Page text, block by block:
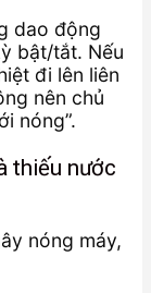
dao động
bật/tắt. Nếu
đi lên liên
nên chủ
nóng”.
thiếu nước
nóng máy,